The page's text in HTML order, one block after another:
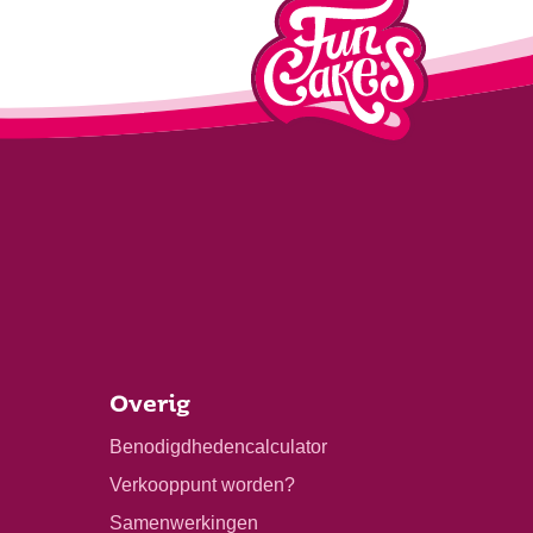
Overig
Benodigdhedencalculator
Verkooppunt worden?
Samenwerkingen